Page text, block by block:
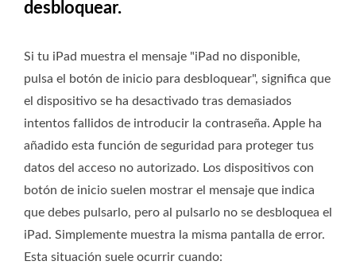
desbloquear.
Si tu iPad muestra el mensaje "iPad no disponible,
pulsa el botón de inicio para desbloquear", significa que
el dispositivo se ha desactivado tras demasiados
intentos fallidos de introducir la contraseña. Apple ha
añadido esta función de seguridad para proteger tus
datos del acceso no autorizado. Los dispositivos con
botón de inicio suelen mostrar el mensaje que indica
que debes pulsarlo, pero al pulsarlo no se desbloquea el
iPad. Simplemente muestra la misma pantalla de error.
Esta situación suele ocurrir cuando: